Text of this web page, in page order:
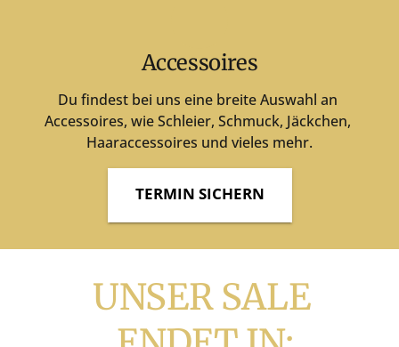
Accessoires
Du findest bei uns eine breite Auswahl
Accessoires, wie Schleier, Schmuck,
Haaraccessoires und vieles mehr.
TERMIN SICHERN
UNSER
SALE